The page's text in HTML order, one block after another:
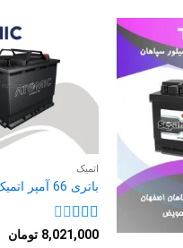
اتمیک
باتری 66 آمپر اتمیک
نمره
8,021,000 تومان